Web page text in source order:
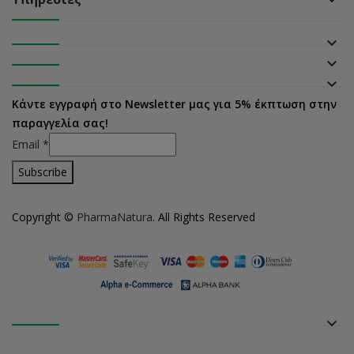
keyboard_arrow_down
keyboard_arrow_down
keyboard_arrow_down
Κάντε εγγραφή στο Newsletter μας για 5% έκπτωση στην
παραγγελία σας!
Email *
Copyright © PharmaNatura. All Rights Reserved
keyboard_arrow_down